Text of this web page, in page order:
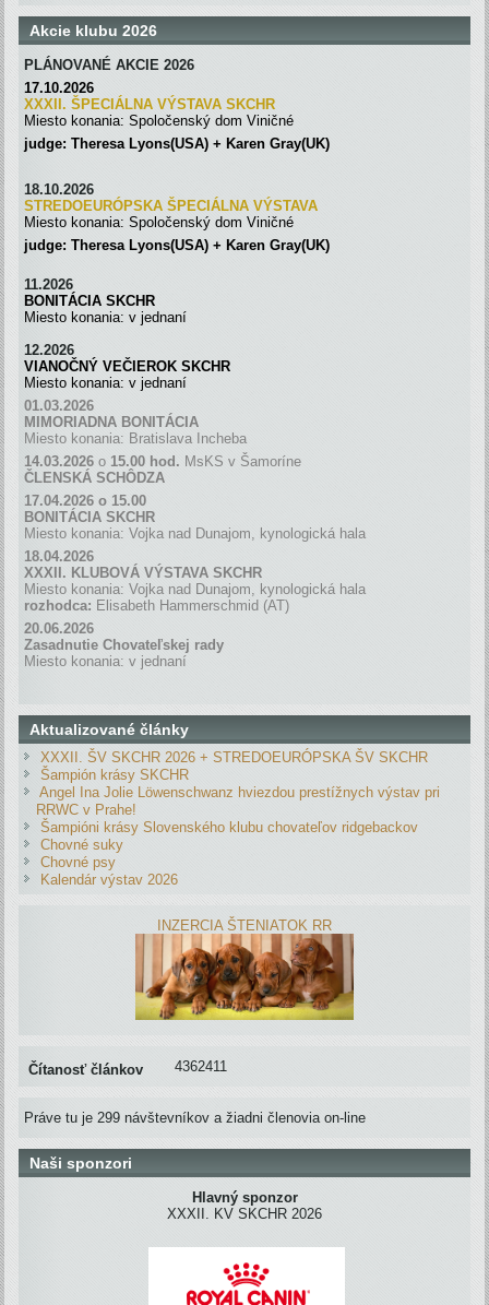
Akcie klubu 2026
PLÁNOVANÉ AKCIE 2026
17.10.2026
XXXII. ŠPECIÁLNA VÝSTAVA SKCHR
Miesto konania: Spoločenský dom Viničné
judge: Theresa Lyons(USA) + Karen Gray(UK)
18.10.2026
STREDOEURÓPSKA ŠPECIÁLNA VÝSTAVA
Miesto konania: Spoločenský dom Viničné
judge: Theresa Lyons(USA) + Karen Gray(UK)
11.2026
BONITÁCIA SKCHR
Miesto konania: v jednaní
12.2026
VIANOČNÝ VEČIEROK SKCHR
Miesto konania: v jednaní
01.03.2026
MIMORIADNA BONITÁCIA
Miesto konania: Bratislava Incheba
14.03.2026 o 15.00 hod. MsKS v Šamoríne
ČLENSKÁ SCHÔDZA
17.04.2026 o 15.00
BONITÁCIA SKCHR
Miesto konania: Vojka nad Dunajom, kynologická hala
18.04.2026
XXXII. KLUBOVÁ VÝSTAVA SKCHR
Miesto konania: Vojka nad Dunajom, kynologická hala
rozhodca: Elisabeth Hammerschmid (AT)
20.06.2026
Zasadnutie Chovateľskej rady
Miesto konania: v jednaní
Aktualizované články
XXXII. ŠV SKCHR 2026 + STREDOEURÓPSKA ŠV SKCHR
Šampión krásy SKCHR
Angel Ina Jolie Löwenschwanz hviezdou prestížnych výstav pri
RRWC v Prahe!
Šampióni krásy Slovenského klubu chovateľov ridgebackov
Chovné suky
Chovné psy
Kalendár výstav 2026
INZERCIA ŠTENIATOK RR
Čítanosť článkov 4362411
Práve tu je 299 návštevníkov a žiadni členovia on-line
Naši sponzori
Hlavný sponzor
XXXII. KV SKCHR 2026